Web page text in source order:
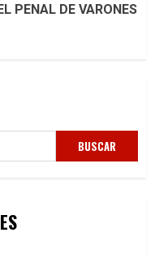
PENAL DE VARONES
BUSCAR